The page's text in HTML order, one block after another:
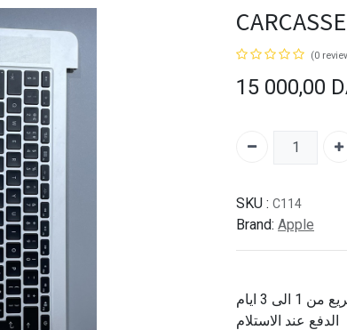
(0
15 000,00
SKU : C114
Brand: Apple
3 ايام
الدفع عند الاستلام